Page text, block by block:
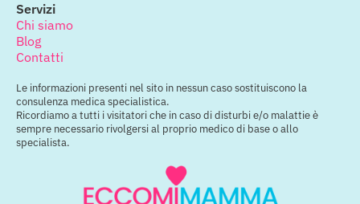
Servizi
Chi siamo
Blog
Contatti
Le informazioni presenti nel sito in nessun caso sostituiscono la
consulenza medica specialistica.
Ricordiamo a tutti i visitatori che in caso di disturbi e/o malattie è
sempre necessario rivolgersi al proprio medico di base o allo
specialista.